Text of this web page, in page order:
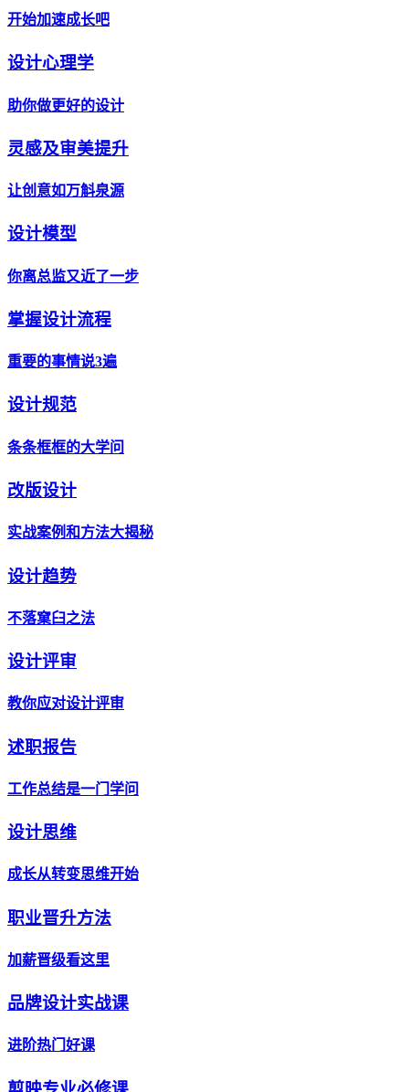
开始加速成长吧
设计心理学
助你做更好的设计
灵感及审美提升
让创意如万斛泉源
设计模型
你离总监又近了一步
掌握设计流程
重要的事情说3遍
设计规范
条条框框的大学问
改版设计
实战案例和方法大揭秘
设计趋势
不落窠臼之法
设计评审
教你应对设计评审
述职报告
工作总结是一门学问
设计思维
成长从转变思维开始
职业晋升方法
加薪晋级看这里
品牌设计实战课
进阶热门好课